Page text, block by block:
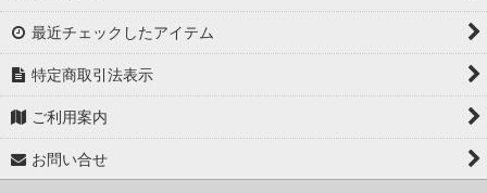
最近チェックしたアイテム
特定商取引法表示
ご利用案内
お問い合せ